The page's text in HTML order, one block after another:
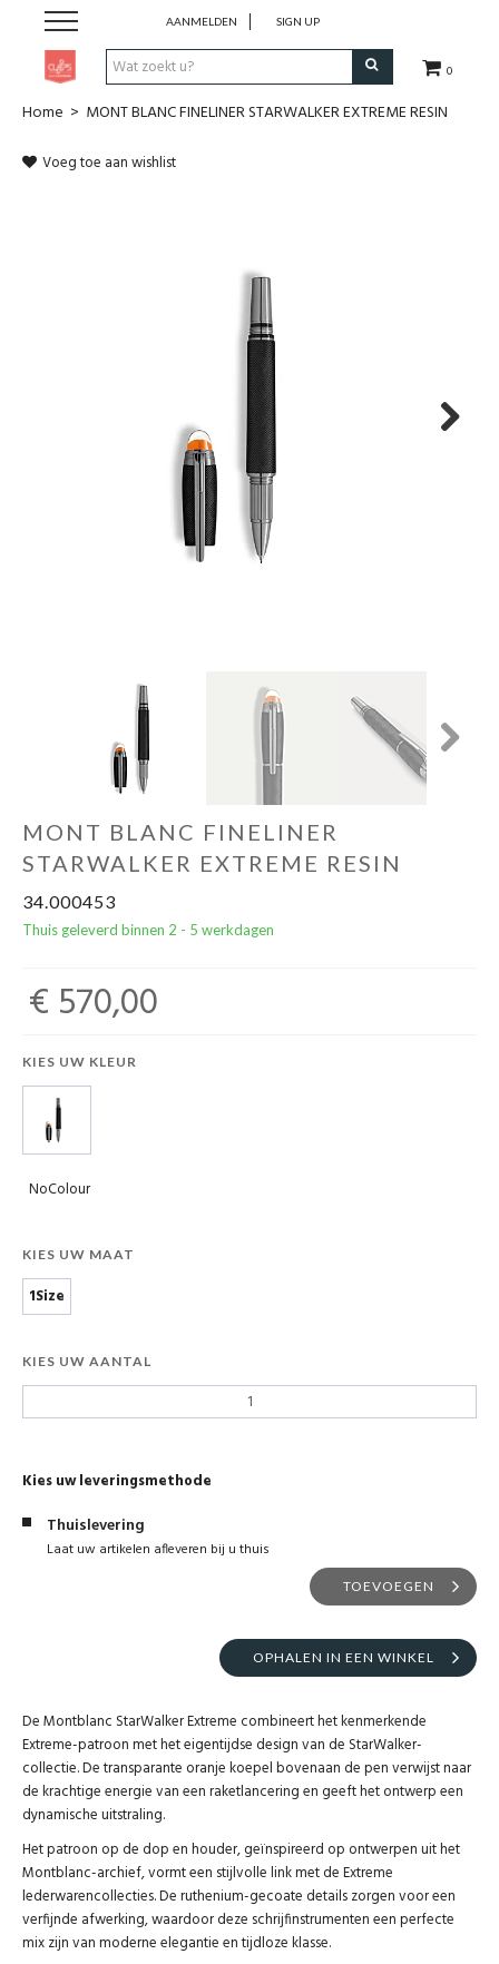
0
AANMELDEN SIGN UP
Pen & Papier
Acties en events
Home > MONT BLANC FINELINER STARWALKER EXTREME RESIN
Voeg toe aan wishlist
MONT BLANC FINELINER
STARWALKER EXTREME RESIN
34.000453
Thuis geleverd binnen 2 - 5 werkdagen
€ 570,00
KIES UW KLEUR
NoColour
KIES UW MAAT
1Size
KIES UW AANTAL
Kies uw leveringsmethode
Thuislevering
Laat uw artikelen afleveren bij u thuis
TOEVOEGEN
OPHALEN IN EEN WINKEL
De Montblanc StarWalker Extreme combineert het kenmerkende
Extreme-patroon met het eigentijdse design van de StarWalker-
collectie. De transparante oranje koepel bovenaan de pen verwijst naar
de krachtige energie van een raketlancering en geeft het ontwerp een
dynamische uitstraling.
Het patroon op de dop en houder, geïnspireerd op ontwerpen uit het
Montblanc-archief, vormt een stijlvolle link met de Extreme
lederwarencollecties. De ruthenium-gecoate details zorgen voor een
verfijnde afwerking, waardoor deze schrijfinstrumenten een perfecte
mix zijn van moderne elegantie en tijdloze klasse.